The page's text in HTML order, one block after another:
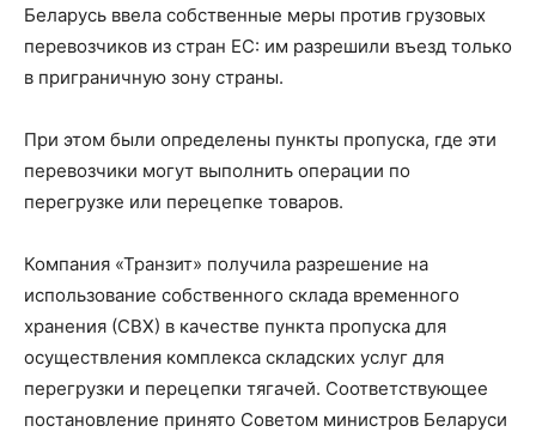
Беларусь ввела собственные меры против грузовых
перевозчиков из стран ЕС: им разрешили въезд только
в приграничную зону страны.
При этом были определены пункты пропуска, где эти
перевозчики могут выполнить операции по
перегрузке или перецепке товаров.
Компания «Транзит» получила разрешение на
использование собственного склада временного
хранения (СВХ) в качестве пункта пропуска для
осуществления комплекса складских услуг для
перегрузки и перецепки тягачей. Соответствующее
постановление принято Советом министров Беларуси